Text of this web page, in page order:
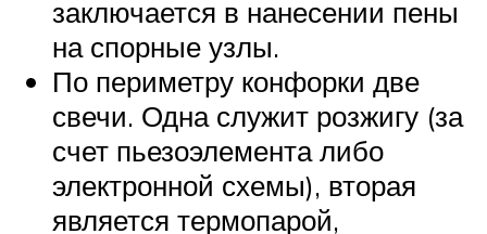
заключается в нанесении пены
на спорные узлы.
По периметру конфорки две
свечи. Одна служит розжигу (за
счет пьезоэлемента либо
электронной схемы), вторая
является термопарой,